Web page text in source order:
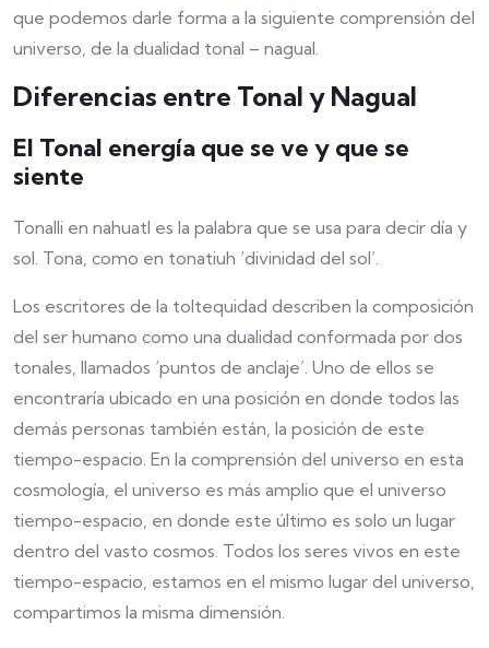
que podemos darle forma a la siguiente comprensión del
universo, de la dualidad tonal – nagual.
Diferencias entre Tonal y Nagual
El Tonal energía que se ve y que se
siente
Tonalli en nahuatl es la palabra que se usa para decir día y
sol. Tona, como en tonatiuh ‘divinidad del sol’.
Los escritores de la toltequidad describen la composición
del ser humano como una dualidad conformada por dos
tonales, llamados ‘puntos de anclaje’. Uno de ellos se
encontraría ubicado en una posición en donde todos las
demás personas también están, la posición de este
tiempo-espacio. En la comprensión del universo en esta
cosmología, el universo es más amplio que el universo
tiempo-espacio, en donde este último es solo un lugar
dentro del vasto cosmos. Todos los seres vivos en este
tiempo-espacio, estamos en el mismo lugar del universo,
compartimos la misma dimensión.